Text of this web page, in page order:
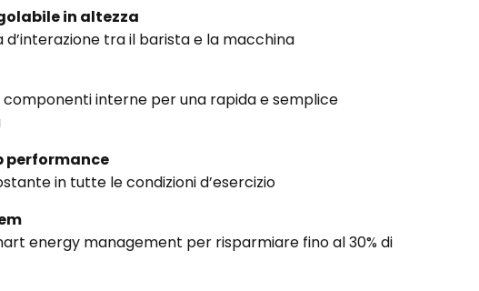
in altezza
d’interazione tra il barista e la macchina
interne per una rapida e semplice
performance
in tutte le condizioni d’esercizio
energy management per risparmiare fino al 30% di